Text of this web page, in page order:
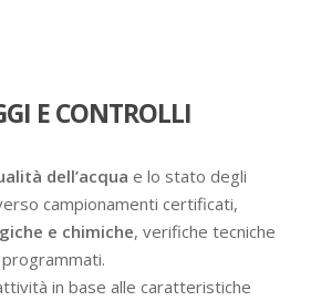
E CONTROLLI
dell’acqua e lo stato degli
campionamenti certificati,
e chimiche, verifiche tecniche
in base alle caratteristiche